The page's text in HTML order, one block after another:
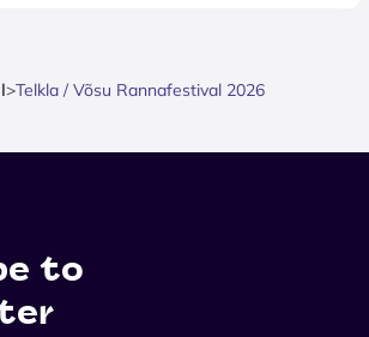
>Telkla / Võsu Rannafestival 2026
to